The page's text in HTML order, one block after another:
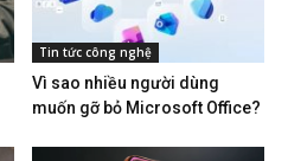
Tin tức công nghệ
Vì sao nhiều người dùng
muốn gỡ bỏ Microsoft Office?